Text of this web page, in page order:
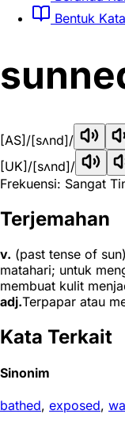
Bentuk Kata
[AS] /[sʌnd]/
[UK] /[sʌnd]/
Frekuensi: Sangat
Terjemahan
v. (past tense of
matahari; untuk
membuat kulit
adj.Terpapar atau
Kata Terkait
Sinonim
bathed, exposed,